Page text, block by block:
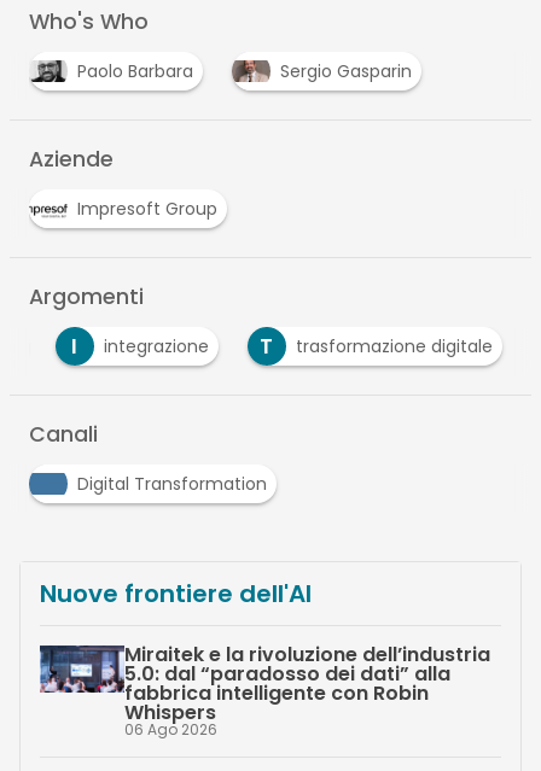
Who's Who
Paolo Barbara Sergio Gasparin
Aziende
Impresoft Group
Argomenti
I integrazione T trasformazione digitale
Canali
Digital Transformation
Nuove frontiere dell'AI
Miraitek e la rivoluzione dell’industria
5.0: dal “paradosso dei dati” alla
fabbrica intelligente con Robin
Whispers
06 Ago 2026